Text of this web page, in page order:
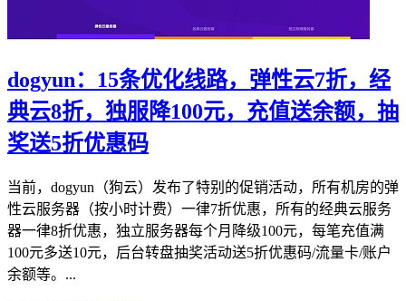
dogyun：15条优化线路，弹性云7折，经
典云8折，独服降100元，充值送余额，抽
奖送5折优惠码
当前，dogyun（狗云）发布了特别的促销活动，所有机房的弹
性云服务器（按小时计费）一律7折优惠，所有的经典云服务
器一律8折优惠，独立服务器每个月降级100元，每笔充值满
100元多送10元，后台转盘抽奖活动送5折优惠码/流量卡/账户
余额等。...